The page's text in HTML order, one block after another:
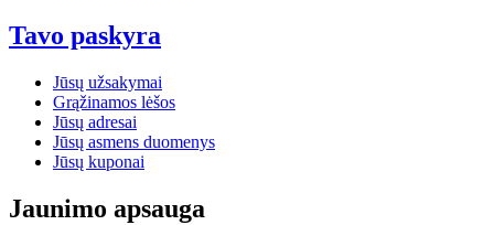
Tavo paskyra
Jūsų užsakymai
Grąžinamos lėšos
Jūsų adresai
Jūsų asmens duomenys
Jūsų kuponai
Jaunimo apsauga